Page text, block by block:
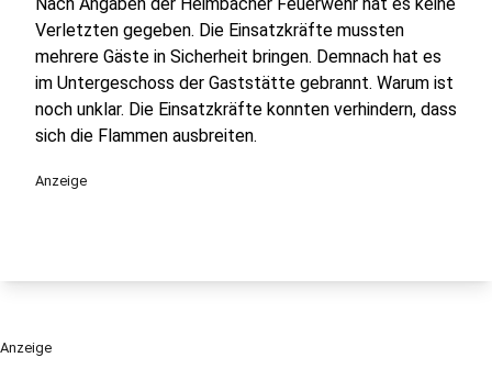
Verletzten gegeben. Die Einsatzkräfte mussten
mehrere Gäste in Sicherheit bringen. Demnach hat es
im Untergeschoss der Gaststätte gebrannt. Warum ist
noch unklar. Die Einsatzkräfte konnten verhindern, dass
sich die Flammen ausbreiten.
Anzeige
Anzeige